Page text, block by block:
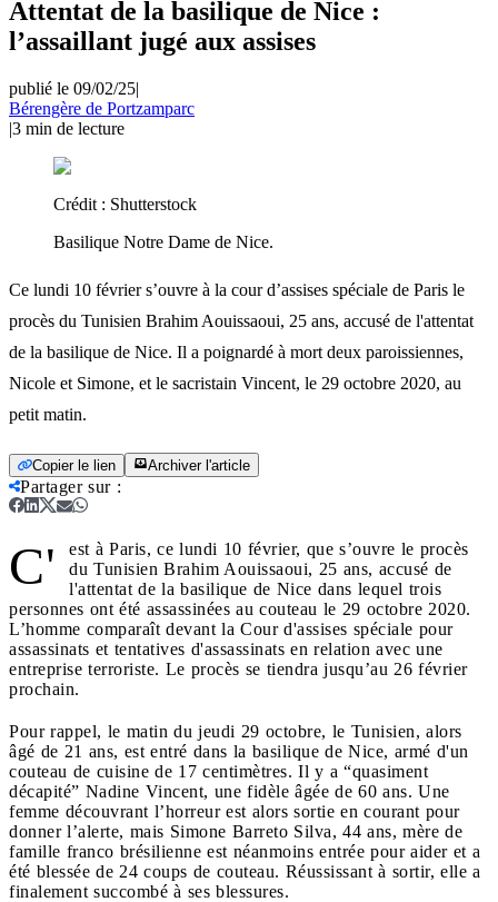
Attentat de la basilique de Nice :
l’assaillant jugé aux assises
publié le 09/02/25|
Bérengère de Portzamparc
|3 min de lecture
Crédit : Shutterstock
Basilique Notre Dame de Nice.
Ce lundi 10 février s’ouvre à la cour d’assises spéciale de Paris le
procès du Tunisien Brahim Aouissaoui, 25 ans, accusé de l'attentat
de la basilique de Nice. Il a poignardé à mort deux paroissiennes,
Nicole et Simone, et le sacristain Vincent, le 29 octobre 2020, au
petit matin.
Copier le lien Archiver l'article
Partager sur:
C'
est à Paris, ce lundi 10 février, que s’ouvre le procès
du Tunisien Brahim Aouissaoui, 25 ans, accusé de
l'attentat de la basilique de Nice dans lequel trois
personnes ont été assassinées au couteau le 29 octobre 2020.
L’homme comparaît devant la Cour d'assises spéciale pour
assassinats et tentatives d'assassinats en relation avec une
entreprise terroriste. Le procès se tiendra jusqu’au 26 février
prochain.
Pour rappel, le matin du jeudi 29 octobre, le Tunisien, alors
âgé de 21 ans, est entré dans la basilique de Nice, armé d'un
couteau de cuisine de 17 centimètres. Il y a “quasiment
décapité” Nadine Vincent, une fidèle âgée de 60 ans. Une
femme découvrant l’horreur est alors sortie en courant pour
donner l’alerte, mais Simone Barreto Silva, 44 ans, mère de
famille franco brésilienne est néanmoins entrée pour aider et a
été blessée de 24 coups de couteau. Réussissant à sortir, elle a
finalement succombé à ses blessures.